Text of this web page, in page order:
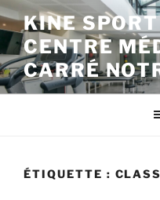
Aller
au
contenu
principal
KINE
CENTRE
CARRÉ
ÉTIQUETTE :